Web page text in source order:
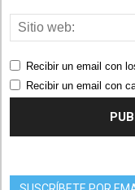
Recibir un email con
Recibir un email con